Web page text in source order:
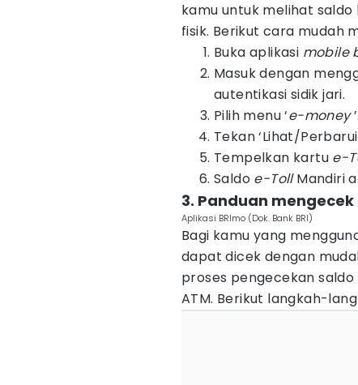
kamu untuk melihat
fisik. Berikut cara mudah
Buka aplikasi mobile
Masuk dengan
autentikasi sidik jari.
Pilih menu ‘e-money’.
Tekan ‘Lihat/Perbarui
Tempelkan kartu e-
Saldo e-TollMandiri
3. Panduan mengecek
Aplikasi BRImo (Dok. Bank BRI)
Bagi kamu yang
dapat dicek dengan
proses pengecekan
ATM. Berikut langkah-